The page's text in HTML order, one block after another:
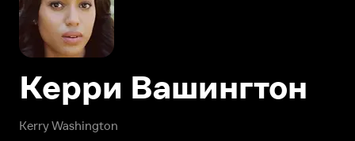
Kerry Washington
Керри Вашингтон